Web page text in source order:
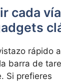
cada
rápido
barra de
Si prefieres